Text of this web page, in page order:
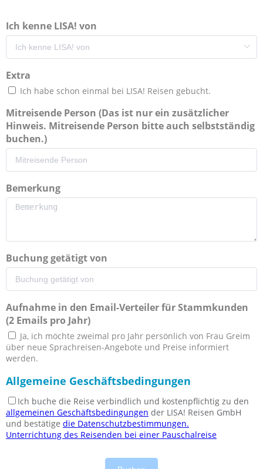
Ich kenne LISA! von
Extra
Ich habe schon einmal bei LISA! Reisen gebucht.
Mitreisende Person (Das ist nur ein zusätzlicher
Hinweis. Mitreisende Person bitte auch selbstständig
buchen.)
Bemerkung
Buchung getätigt von
Aufnahme in den Email-Verteiler für Stammkunden
(2 Emails pro Jahr)
Ja, ich möchte zweimal pro Jahr persönlich von Frau Greim
über neue Sprachreisen-Angebote und Preise informiert
werden.
Allgemeine Geschäftsbedingungen
Ich buche die Reise verbindlich und kostenpflichtig zu den
allgemeinen Geschäftsbedingungen der LISA! Reisen GmbH
und bestätige die Datenschutzbestimmungen.
Unterrichtung des Reisenden bei einer Pauschalreise